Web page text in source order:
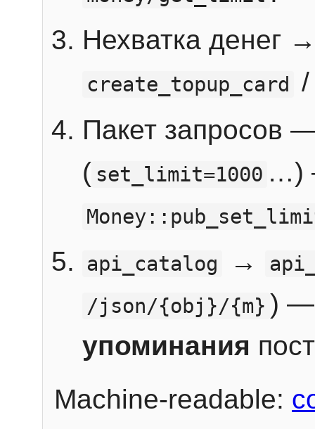
Нехватка денег
create_topup_card
Пакет запросов
( set_limit=1000 …)
api_catalog
→
/json/{obj}/{m} ) —
упоминания
Machine-readable: